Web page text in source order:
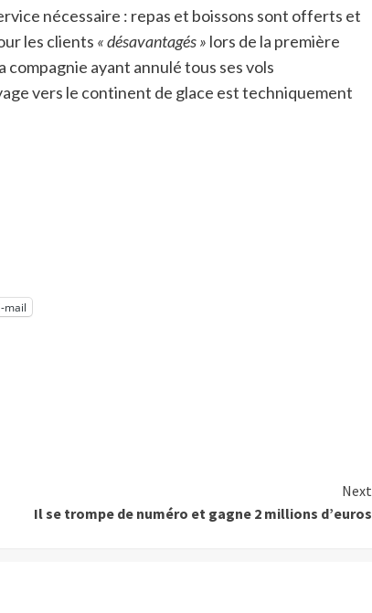
nécessaire : repas et boissons sont offerts et
les clients « désavantagés » lors de la première
compagnie ayant annulé tous ses vols
vers le continent de glace est techniquement
mail
Next
Il se trompe de numéro et gagne 2 millions d’euros